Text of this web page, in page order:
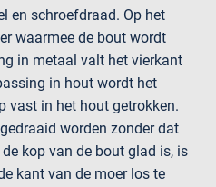
en schroefdraad. Op het
waarmee de bout wordt
in metaal valt het vierkant
in hout wordt het
vast in het hout getrokken.
worden zonder dat
kop van de bout glad is, is
kant van de moer los te